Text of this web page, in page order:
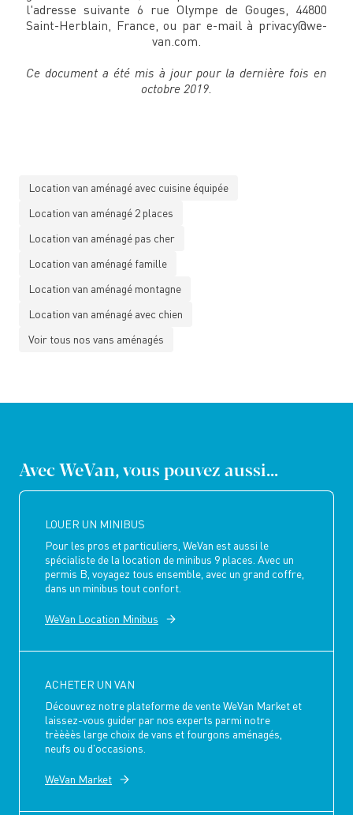
l'adresse suivante 6 rue Olympe de Gouges, 44800
Saint-Herblain, France, ou par e-mail à privacy@we-
van.com.
Ce document a été mis à jour pour la dernière fois en
octobre 2019.
Location van aménagé avec cuisine équipée
Location van aménagé 2 places
Location van aménagé pas cher
Location van aménagé famille
Location van aménagé montagne
Location van aménagé avec chien
Voir tous nos vans aménagés
Avec WeVan, vous pouvez aussi...
LOUER UN MINIBUS
Pour les pros et particuliers, WeVan est aussi le
spécialiste de la location de minibus 9 places. Avec un
permis B, voyagez tous ensemble, avec un grand coffre,
dans un minibus tout confort.
WeVan Location Minibus
ACHETER UN VAN
Découvrez notre plateforme de vente WeVan Market et
laissez-vous guider par nos experts parmi notre
trèèèès large choix de vans et fourgons aménagés,
neufs ou d'occasions.
WeVan Market